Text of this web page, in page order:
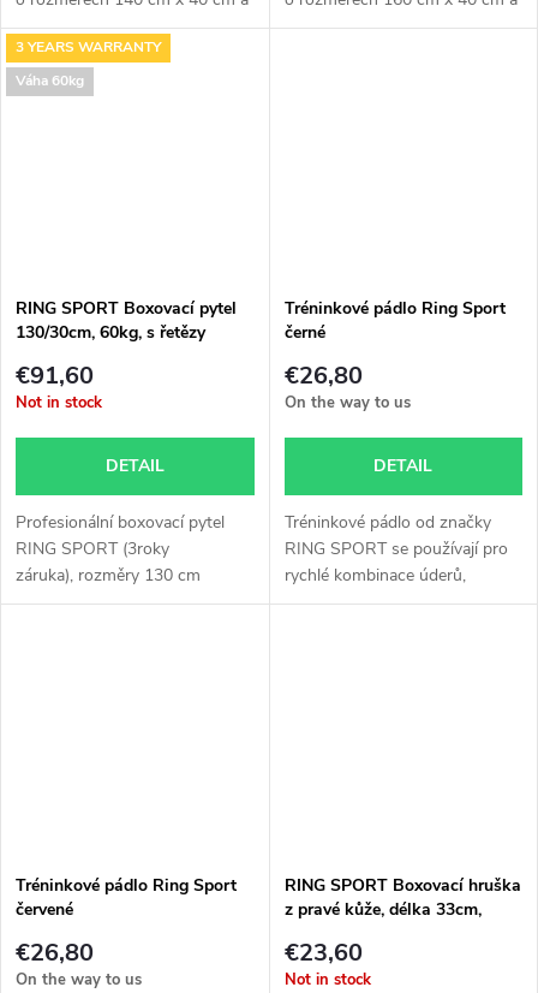
váze...
váze...
3 YEARS WARRANTY
Váha 60kg
RING SPORT Boxovací pytel
130/30cm, 60kg, s řetězy
€91,60
Not in stock
DETAIL
Profesionální boxovací pytel
RING SPORT (3roky
záruka), rozměry 130 cm
délka...
Tréninkové pádlo Ring Sport
černé
€26,80
On the way to us
DETAIL
Tréninkové pádlo od značky
RING SPORT se používají pro
rychlé kombinace úderů,
nácvik...
Tréninkové pádlo Ring Sport
červené
€26,80
On the way to us
RING SPORT Boxovací hruška
z pravé kůže, délka 33cm,
€23,60
Not in stock